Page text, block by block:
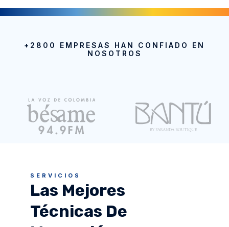
+2800 EMPRESAS HAN CONFIADO EN
NOSOTROS
SERVICIOS
Las Mejores
Técnicas De